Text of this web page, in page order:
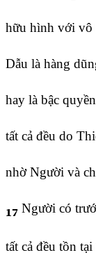
hữu hình với vô
Dẫu là hàng
hay là bậc
tất cả đều do
nhờ Người và
17 Người có
tất cả đều tồn